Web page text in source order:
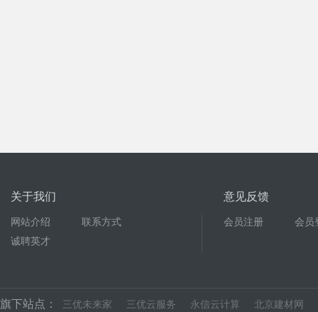
关于我们
网站介绍
联系方式
诚聘英才
意见反馈
会员注册 会员
旗下站点： 三优未来家 三优云服务 永信云计算 北京建材网